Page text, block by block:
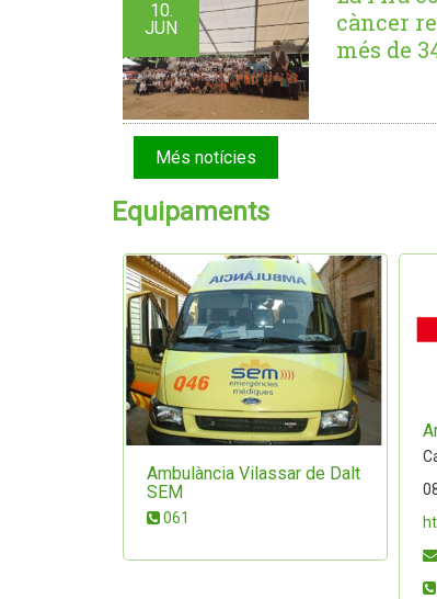
10.
JUN
càncer
més de
Més notícies
Equipaments
Ambulància Vilassar de Dalt
SEM
061